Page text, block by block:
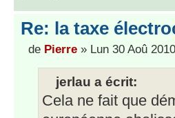
Re: la taxe
de Pierre » Lun 30 Aoû
jerlau a écrit:
Cela ne fait que